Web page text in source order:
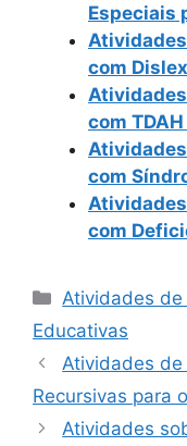
Especiais
com
com
com
com
Categorias
Atividades
Educativas
Atividades de
Recursivas para
Atividades